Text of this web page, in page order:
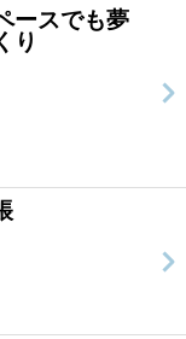
ースでも夢
り